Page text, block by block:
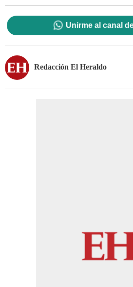
Unirme al canal
Redacción El Heraldo